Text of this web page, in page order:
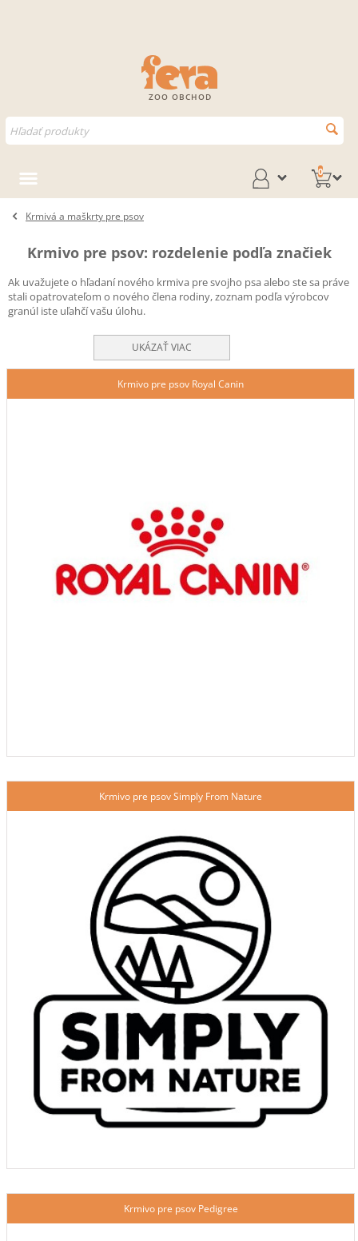
ZOO OBCHOD
0
Krmivá a maškrty pre psov
Krmivo pre psov: rozdelenie podľa značiek
Ak uvažujete o hľadaní nového krmiva pre svojho psa alebo ste sa práve
stali opatrovateľom o nového člena rodiny, zoznam podľa výrobcov
granúl iste uľahčí vašu úlohu.
UKÁZAŤ VIAC
Krmivo pre psov Royal Canin
Krmivo pre psov Simply From Nature
Krmivo pre psov Pedigree